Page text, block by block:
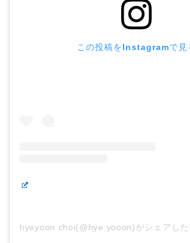
この投稿をInstagramで見
hyeyoon choi(@hye.yooon)がシェアした